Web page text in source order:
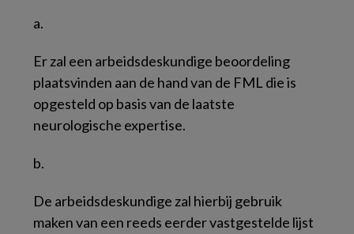
a.
Er zal een arbeidsdeskundige beoordeling
plaatsvinden aan de hand van de FML die is
opgesteld op basis van de laatste
neurologische expertise.
b.
De arbeidsdeskundige zal hierbij gebruik
maken van een reeds eerder vastgestelde lijst